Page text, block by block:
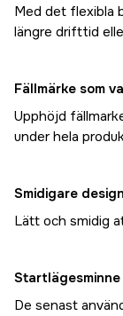
Med det flexibla
längre drifttid
Fällmärke som
Upphöjd
under hela
Smidigare design
Lätt och smidig
Startlägesminne
De senast